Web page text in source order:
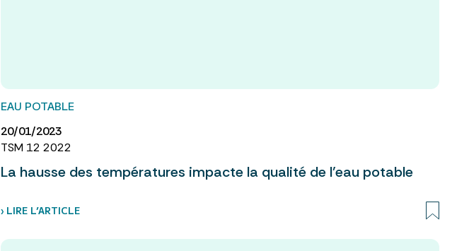
EAU POTABLE
20/01/2023
TSM 12 2022
La hausse des températures impacte la qualité de l’eau potable
› LIRE L’ARTICLE